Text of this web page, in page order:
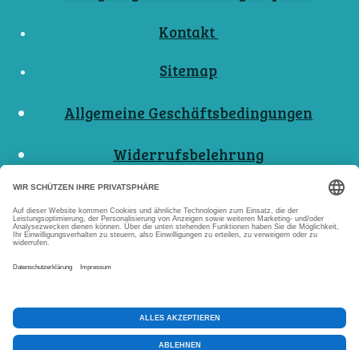
Kontakt
Sitemap
Allgemeine Geschäftsbedingungen
Widerrufsbelehrung
Nutzungsbedingungen
Datenschutzerklärungen
Abo Kündigen